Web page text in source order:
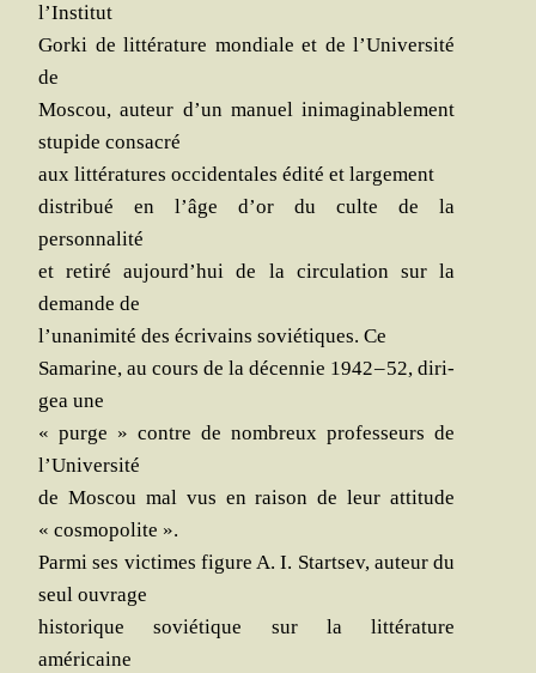
l’Institut
Gor­ki de lit­té­ra­ture mon­diale et de l’Université
de
Mos­cou, auteur d’un manuel inima­gi­na­ble­ment
stu­pide consacré
aux lit­té­ra­tures occi­den­tales édi­té et largement
dis­tri­bué en l’âge d’or du culte de la
personnalité
et reti­ré aujourd’hui de la cir­cu­la­tion sur la
demande de
l’unanimité des écri­vains sovié­tiques. Ce
Sama­rine, au cours de la décen­nie 1942 – 52, diri­
gea une
« purge » contre de nom­breux pro­fes­seurs de
l’Université
de Mos­cou mal vus en rai­son de leur atti­tude
« cosmopolite ».
Par­mi ses vic­times figure A. I. Start­sev, auteur du
seul ouvrage
his­to­rique sovié­tique sur la lit­té­ra­ture
américaine